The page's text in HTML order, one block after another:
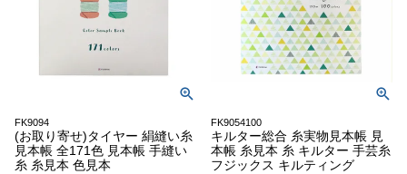
FK9094
(お取り寄せ)タイヤー 絹縫い糸
見本帳 全171色 見本帳 手縫い
糸 糸見本 色見本
FK9054100
キルター総合 糸実物見本帳 見
本帳 糸見本 糸 キルター 手芸糸
フジックス キルティング